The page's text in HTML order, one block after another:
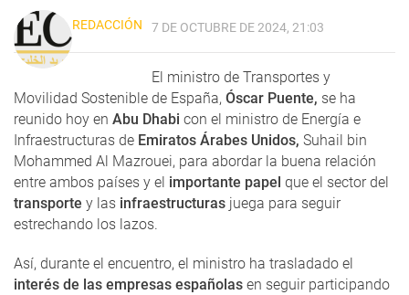
REDACCIÓN 7 DE OCTUBRE DE 2024, 21:03
El ministro de Transportes y
Movilidad Sostenible de España, Óscar Puente, se ha
reunido hoy en Abu Dhabi con el ministro de Energía e
Infraestructuras de Emiratos Árabes Unidos, Suhail bin
Mohammed Al Mazrouei, para abordar la buena relación
entre ambos países y el importante papel que el sector del
transporte y las infraestructuras juega para seguir
estrechando los lazos.
Así, durante el encuentro, el ministro ha trasladado el
interés de las empresas españolas en seguir participando